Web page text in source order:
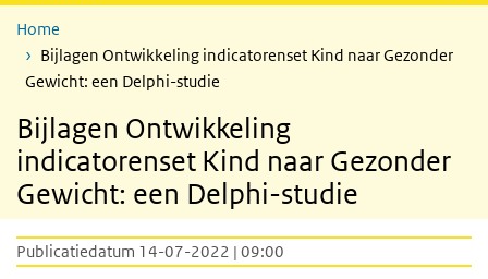
Home
Bijlagen Ontwikkeling indicatorenset Kind naar Gezonder
Gewicht: een Delphi-studie
Bijlagen Ontwikkeling
indicatorenset Kind naar Gezonder
Gewicht: een Delphi-studie
Publicatiedatum 14-07-2022 | 09:00